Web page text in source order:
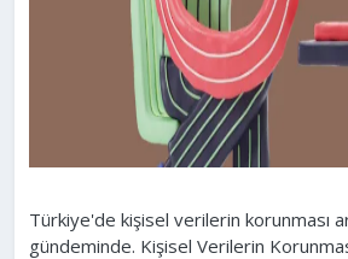
Türkiye'de kişisel verilerin korunması
gündeminde. Kişisel Verilerin